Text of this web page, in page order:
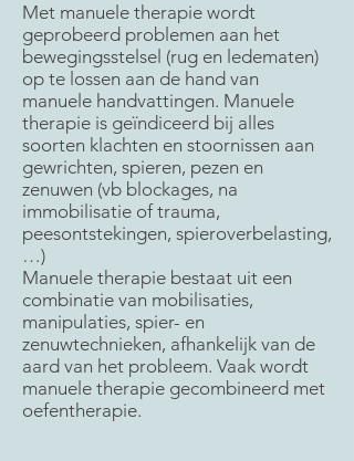
Met manuele therapie wordt
geprobeerd problemen aan het
bewegingsstelsel (rug en ledematen)
op te lossen aan de hand van
manuele handvattingen. Manuele
therapie is geïndiceerd bij alles
soorten klachten en stoornissen aan
gewrichten, spieren, pezen en
zenuwen (vb blockages, na
immobilisatie of trauma,
peesontstekingen, spieroverbelasting,
…)
Manuele therapie bestaat uit een
combinatie van mobilisaties,
manipulaties, spier- en
zenuwtechnieken, afhankelijk van de
aard van het probleem. Vaak wordt
manuele therapie gecombineerd met
oefentherapie.